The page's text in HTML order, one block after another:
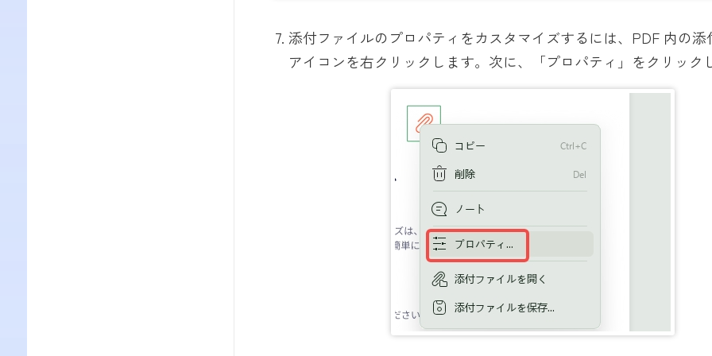
添付ファイルのプロパティをカスタマイズするには、PDF 内の添
アイコンを右クリックします。次に、「プロパティ」をクリック